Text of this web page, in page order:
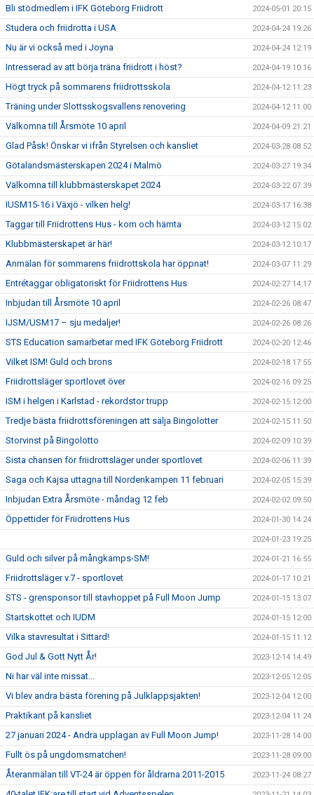
Bli stödmedlem i IFK Göteborg Friidrott 2024-05-01 20:15
Studera och friidrotta i USA 2024-04-24 19:26
Nu är vi också med i Joyna 2024-04-24 12:19
Intresserad av att börja träna friidrott i höst? 2024-04-19 10:16
Högt tryck på sommarens friidrottsskola 2024-04-12 11:23
Träning under Slottsskogsvallens renovering 2024-04-12 11:00
Välkomna till Årsmöte 10 april 2024-04-09 21:21
Glad Påsk! Önskar vi ifrån Styrelsen och kansliet 2024-03-28 08:52
Götalandsmästerskapen 2024 i Malmö 2024-03-27 19:34
Välkomna till klubbmästerskapet 2024 2024-03-22 07:39
IUSM15-16 i Växjö - vilken helg! 2024-03-17 16:38
Taggar till Friidrottens Hus - kom och hämta 2024-03-12 15:02
Klubbmästerskapet är här! 2024-03-12 10:17
Anmälan för sommarens friidrottskola har öppnat! 2024-03-07 11:29
Entrétaggar obligatoriskt för Friidrottens Hus 2024-02-27 14:17
Inbjudan till Årsmöte 10 april 2024-02-26 08:47
IJSM/USM17 – sju medaljer! 2024-02-26 08:26
STS Education samarbetar med IFK Göteborg Friidrott 2024-02-20 12:46
Vilket ISM! Guld och brons 2024-02-18 17:55
Friidrottsläger sportlovet över 2024-02-16 09:25
ISM i helgen i Karlstad - rekordstor trupp 2024-02-15 12:00
Tredje bästa friidrottsföreningen att sälja Bingolotter 2024-02-15 11:50
Storvinst på Bingolotto 2024-02-09 10:39
Sista chansen för friidrottsläger under sportlovet 2024-02-06 11:39
Saga och Kajsa uttagna till Nordenkampen 11 februari 2024-02-05 15:39
Inbjudan Extra Årsmöte - måndag 12 feb 2024-02-02 09:50
Öppettider för Friidrottens Hus 2024-01-30 14:24
2024-01-23 19:25
Guld och silver på mångkamps-SM! 2024-01-21 16:55
Friidrottsläger v.7 - sportlovet 2024-01-17 10:21
STS - grensponsor till stavhoppet på Full Moon Jump 2024-01-15 13:07
Startskottet och IUDM 2024-01-15 12:00
Vilka stavresultat i Sittard! 2024-01-15 11:12
God Jul & Gott Nytt År! 2023-12-14 14:49
Ni har väl inte missat... 2023-12-05 12:05
Vi blev andra bästa förening på Julklappsjakten! 2023-12-04 12:00
Praktikant på kansliet 2023-12-04 11:24
27 januari 2024 - Andra upplagan av Full Moon Jump! 2023-11-28 14:00
Fullt ös på ungdomsmatchen! 2023-11-28 09:00
Återanmälan till VT-24 är öppen för åldrarna 2011-2015 2023-11-24 08:27